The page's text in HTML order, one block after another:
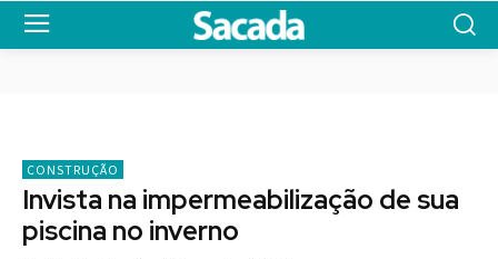
CONSTRUÇÃO
Invista na impermeabilização de sua
piscina no inverno